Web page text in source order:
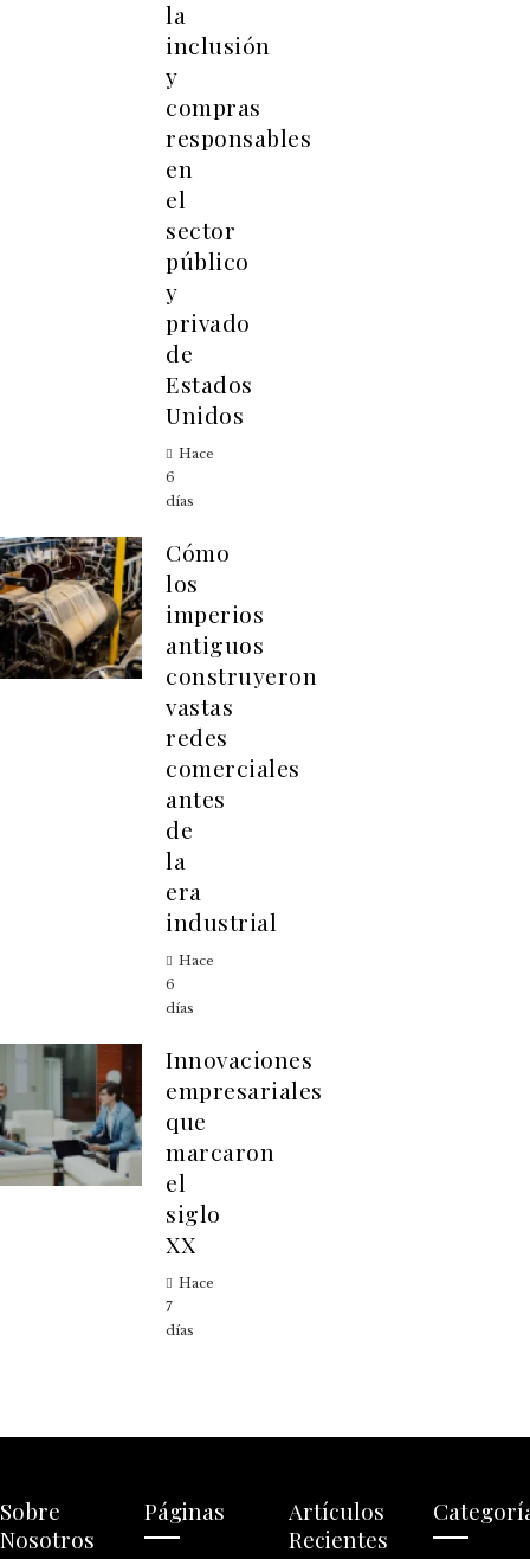
la
inclusión
y
compras
responsables
en
el
sector
público
y
privado
de
Estados
Unidos
Hace
6
días
Cómo
los
imperios
antiguos
construyeron
vastas
redes
comerciales
antes
de
la
era
industrial
Hace
6
días
Innovaciones
empresariales
que
marcaron
el
siglo
XX
Hace
7
días
Sobre
Nosotros
Páginas
Artículos
Recientes